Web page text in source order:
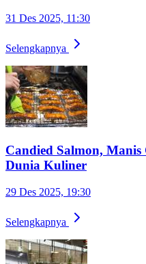
31 Des 2025, 11:30
Selengkapnya
Candied Salmon,
Dunia Kuliner
29 Des 2025, 19:30
Selengkapnya